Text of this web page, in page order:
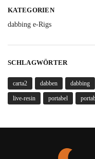
KATEGORIEN
dabbing e-Rigs
SCHLAGWÖRTER
carta2 dabben dabbing
live-resin portabel